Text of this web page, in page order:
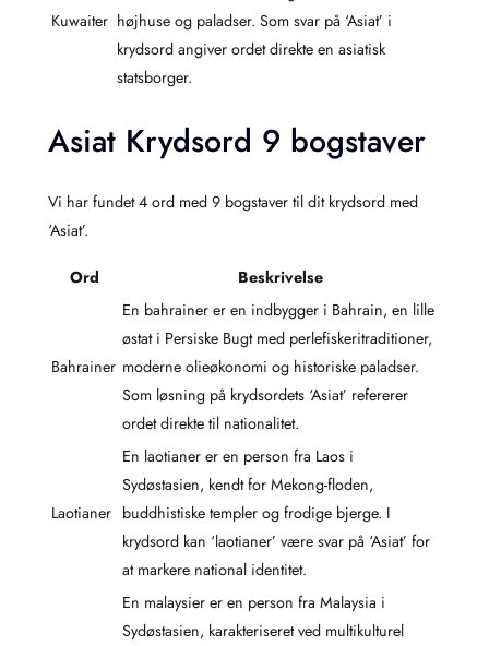
Kuwaiter højhuse og paladser. Som svar på ‘Asiat’ i
krydsord angiver ordet direkte en asiatisk
statsborger.
Asiat Krydsord 9 bogstaver
Vi har fundet 4 ord med 9 bogstaver til dit krydsord med
‘Asiat’.
Ord Beskrivelse
Bahrainer
En bahrainer er en indbygger i Bahrain, en lille
østat i Persiske Bugt med perlefiskeri­traditioner,
moderne olieøkonomi og historiske paladser.
Som løsning på krydsordets ‘Asiat’ refererer
ordet direkte til nationalitet.
Laotianer
En laotianer er en person fra Laos i
Sydøstasien, kendt for Mekong-floden,
buddhistiske templer og frodige bjerge. I
krydsord kan ‘laotianer’ være svar på ‘Asiat’ for
at markere national identitet.
En malaysier er en person fra Malaysia i
Sydøstasien, karakteriseret ved multikulturel